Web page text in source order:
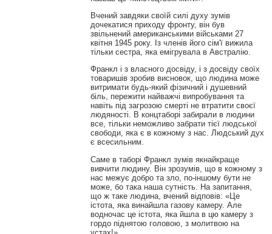
Вчений завдяки своїй силі духу зумів
дочекатися приходу фронту, він був
звільнений американськими військами 27
квітня 1945 року. Із членів його сім'ї вижила
тільки сестра, яка емігрувала в Австралію.
Франкл і з власного досвіду, і з досвіду своїх
товаришів зробив висновок, що людина може
витримати будь-який фізичний і душевний
біль, пережити найважчі випробування та
навіть під загрозою смерті не втратити своєї
людяності. В концтаборі забирали в людини
все, тільки неможливо забрати тієї людської
свободи, яка є в кожному з нас. Людський дух
є всесильним.
Саме в таборі Франкл зумів якнайкраще
вивчити людину. Він зрозумів, що в кожному з
нас межує добро та зло, по-іншому бути не
може, бо така наша сутність. На запитання,
що ж таке людина, вчений відповів: «Це
істота, яка винайшла газову камеру. Але
водночас це істота, яка йшла в цю камеру з
гордо піднятою головою, з молитвою на